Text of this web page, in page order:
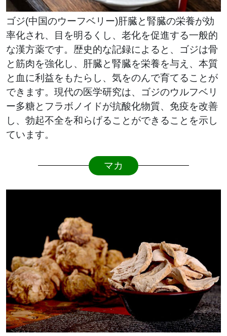
ゴジ(中国のウーフベリー)肝臓と腎臓の栄養が効
率化され、目を明るくし、老化を促進する一般的
な漢方薬です。歴史的な記録によると、ゴジは骨
と筋肉を強化し、肝臓と腎臓を栄養を与え、本質
と血に利益をもたらし、気をのんで育てることが
できます。現代の医学研究は、ゴジのウルフベリ
ー多糖とフラボノイドが抗酸化物質、免疫を改善
し、勃起不全を和らげることができることを示し
ています。
マカ